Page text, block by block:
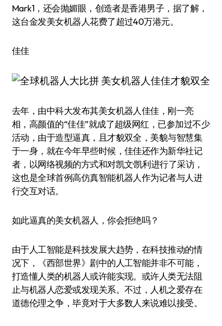
Mark1，还会抛媚眼，创造者是香港男子，据了解，
这台金发美女机器人花费了超过40万港元。
佳佳
去年，由中科大发布其美女机器人佳佳，刚一亮
相，高颜值的“佳佳”就成了超级网红，已参加过不少
活动，由于造型逼真，且才貌双全，美貌与智慧集
于一身，就在今年早些时候，佳佳还作为新华社记
者，以网络视频的方式和对凯文·凯利进行了采访，
这也是全球首例高仿真智能机器人作为记者与人进
行交互对话。
如此逼真的美女机器人，你会拒绝吗？
由于人工智能是科技发展大趋势，在科技推动的情
况下，《西部世界》剧中的人工智能并非不可能，
打造懂人类的机器人或许能实现。或许人类无法阻
止与机器人恋爱或发现关系。不过，人机之爱存在
道德伦理之争，毕竟对于大多数人来说难以接受。